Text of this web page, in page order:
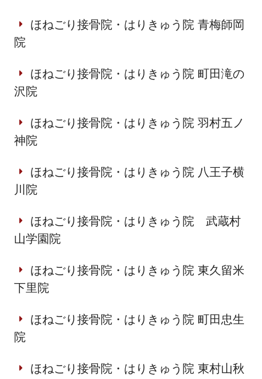
ほねごり接骨院・はりきゅう院 青梅師岡
院
ほねごり接骨院・はりきゅう院 町田滝の
沢院
ほねごり接骨院・はりきゅう院 羽村五ノ
神院
ほねごり接骨院・はりきゅう院 八王子横
川院
ほねごり接骨院・はりきゅう院 武蔵村
山学園院
ほねごり接骨院・はりきゅう院 東久留米
下里院
ほねごり接骨院・はりきゅう院 町田忠生
院
ほねごり接骨院・はりきゅう院 東村山秋